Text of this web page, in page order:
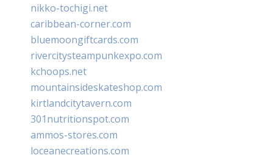
nikko-tochigi.net
caribbean-corner.com
bluemoongiftcards.com
rivercitysteampunkexpo.com
kchoops.net
mountainsideskateshop.com
kirtlandcitytavern.com
301nutritionspot.com
ammos-stores.com
loceanecreations.com